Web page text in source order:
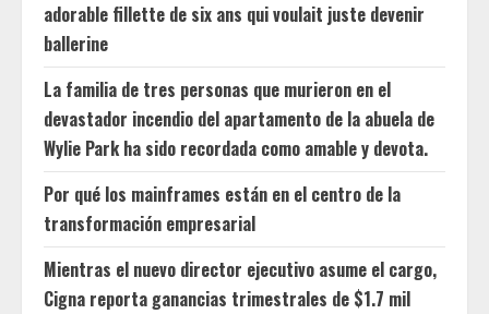
adorable fillette de six ans qui voulait juste devenir
ballerine
La familia de tres personas que murieron en el
devastador incendio del apartamento de la abuela de
Wylie Park ha sido recordada como amable y devota.
Por qué los mainframes están en el centro de la
transformación empresarial
Mientras el nuevo director ejecutivo asume el cargo,
Cigna reporta ganancias trimestrales de $1.7 mil